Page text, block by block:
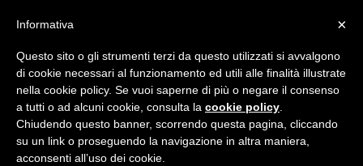
FORUM-ACCEDI
×
Informativa
Questo sito o gli strumenti terzi da questo utilizzati si avvalgono
di cookie necessari al funzionamento ed utili alle finalità illustrate
nella cookie policy. Se vuoi saperne di più o negare il consenso
a tutti o ad alcuni cookie, consulta la cookie policy
Chiudendo questo banner, scorrendo questa pagina, cliccando
su un link o proseguendo la navigazione in altra maniera,
acconsenti all’uso dei cookie.